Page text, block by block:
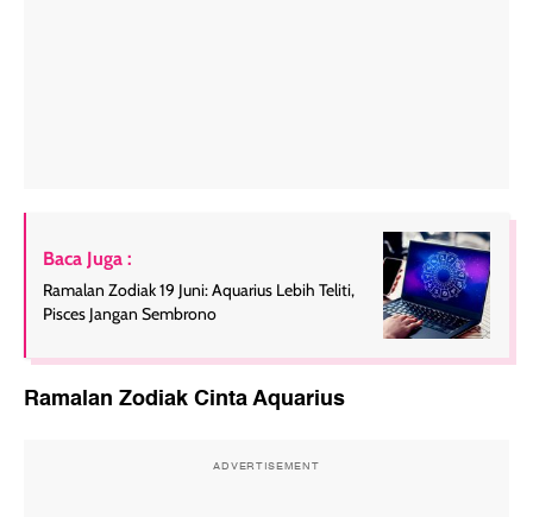
Baca Juga :
Ramalan Zodiak 19 Juni: Aquarius Lebih Teliti,
Pisces Jangan Sembrono
Ramalan Zodiak Cinta Aquarius
ADVERTISEMENT